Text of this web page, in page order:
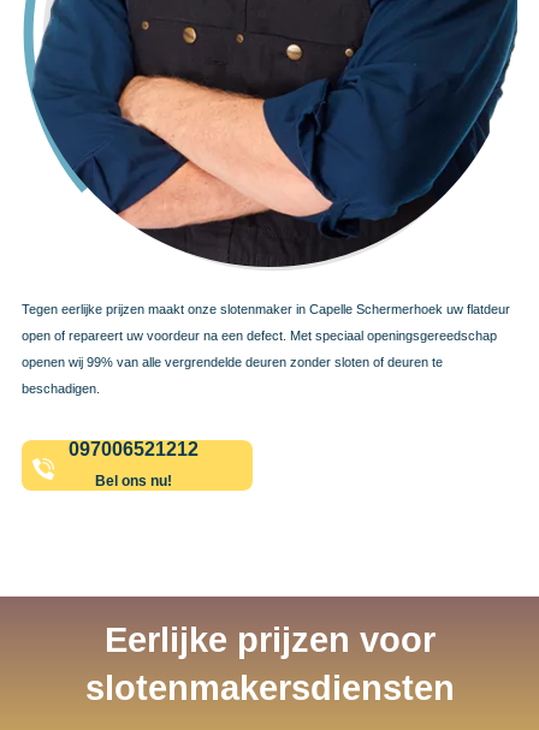
Tegen eerlijke prijzen maakt onze slotenmaker in Capelle Schermerhoek uw flatdeur
open of repareert uw voordeur na een defect. Met speciaal openingsgereedschap
openen wij 99% van alle vergrendelde deuren zonder sloten of deuren te
beschadigen.
097006521212
Bel ons nu!
Eerlijke prijzen voor
slotenmakersdiensten